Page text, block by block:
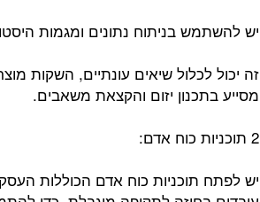
יש להשתמש בניתוח נתונים ומגמות
זה יכול לכלול שיאים עונתיים, השקות
מסייע בתכנון יזום והקצאת משאבים.
2 תוכניות כוח אדם:
יש לפתח תוכניות כוח אדם הכוללות